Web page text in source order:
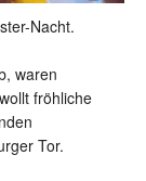
Nacht.
waren
fröhliche
Tor.